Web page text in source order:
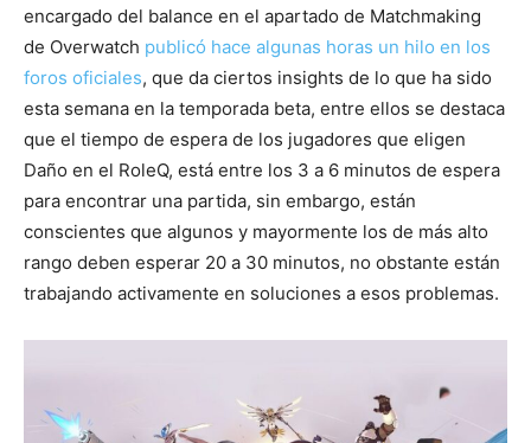
encargado del balance en el apartado de Matchmaking
de Overwatch publicó hace algunas horas un hilo en los
foros oficiales, que da ciertos insights de lo que ha sido
esta semana en la temporada beta, entre ellos se destaca
que el tiempo de espera de los jugadores que eligen
Daño en el RoleQ, está entre los 3 a 6 minutos de espera
para encontrar una partida, sin embargo, están
conscientes que algunos y mayormente los de más alto
rango deben esperar 20 a 30 minutos, no obstante están
trabajando activamente en soluciones a esos problemas.